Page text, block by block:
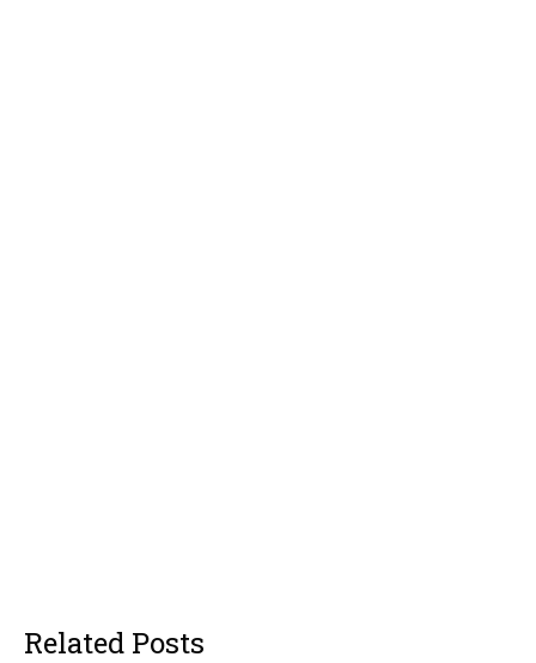
Related Posts